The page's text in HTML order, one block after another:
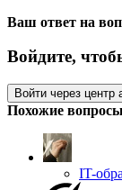
Ваш ответ на
Войдите,
Войти через центр
Похожие вопросы
IT-